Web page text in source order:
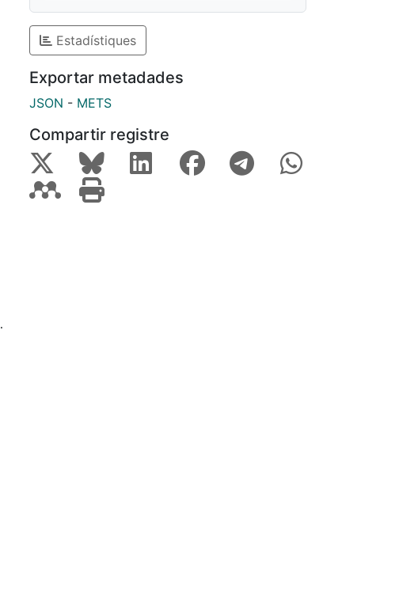
Estadístiques
Exportar metadades
JSON - METS
Compartir registre